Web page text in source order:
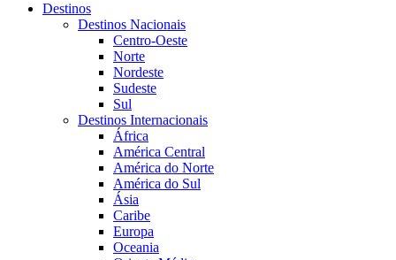
Destinos
Destinos Nacionais
Centro-Oeste
Norte
Nordeste
Sudeste
Sul
Destinos Internacionais
África
América Central
América do Norte
América do Sul
Ásia
Caribe
Europa
Oceania